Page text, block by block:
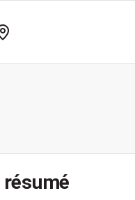
résumé